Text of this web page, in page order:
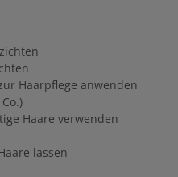
Haarpflege anwenden
Haare verwenden
lassen